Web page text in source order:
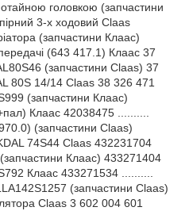
головкою (запчастини
3-х ходовий Claas
(запчастини Клаас)
(643 417.1) Клаас 37
(запчастини Claas) 37
80S 14/14 Claas 38 326 471
(запчастини Клаас)
Клаас 42038475 ..........
(запчастини Claas)
74S44 Claas 432231704
Клаас) 433271404
Клаас 433271534 ..........
(запчастини Claas)
Claas 3 602 004 601